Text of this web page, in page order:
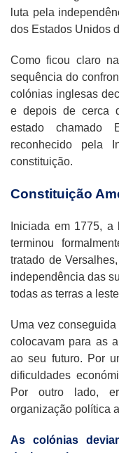
luta pela
dos Estados Unidos
Como ficou claro
sequência do
colónias inglesas
e depois de cerca
estado chamado
reconhecido pela
constituição.
Constituição
Iniciada em 1775,
terminou
tratado de
independência das
todas as terras a
Uma vez
colocavam para as
ao seu futuro. Por
dificuldades
Por outro lado,
organização política
As colónias